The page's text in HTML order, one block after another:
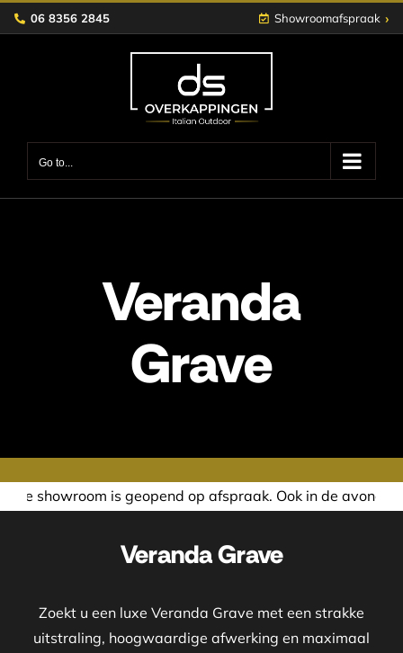
Skip
to
06 8356 2845 Showroomafspraak ›
Go to...
Veranda
Grave
op afspraak. Ook in de avond of in het weekend
Veranda Grave
Zoekt u een luxe Veranda Grave met een strakke
uitstraling, hoogwaardige afwerking en maximaal